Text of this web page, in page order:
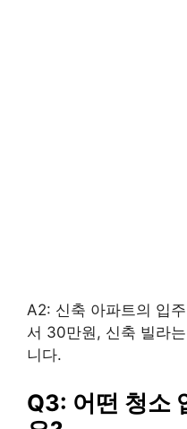
A2: 신축 아파트의 입
서 30만원, 신축 빌라
니다.
Q3: 어떤 청소